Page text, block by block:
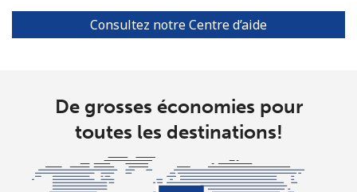
Consultez notre Centre d’aide
De grosses économies pour
toutes les destinations!